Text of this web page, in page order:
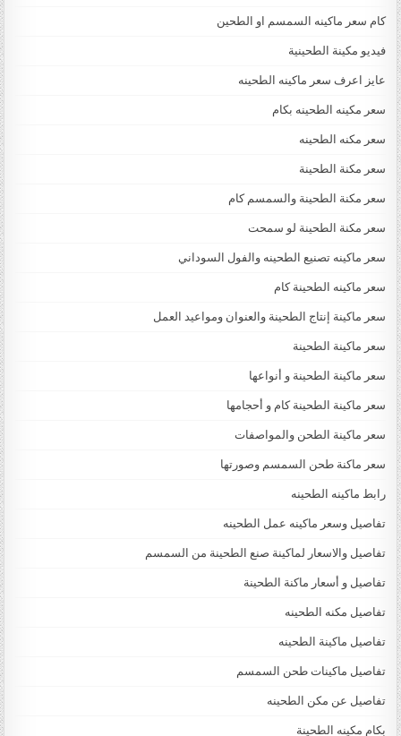
كام سعر ماكينه السمسم او الطحين
فيديو مكينة الطحينية
عايز اعرف سعر ماكينه الطحينه
سعر مكينه الطحينه بكام
سعر مكنه الطحينه
سعر مكنة الطحينة
سعر مكنة الطحينة والسمسم كام
سعر مكنة الطحينة لو سمحت
سعر ماكينه تصنيع الطحينه والفول السوداني
سعر ماكينه الطحينة كام
سعر ماكينة إنتاج الطحينة والعنوان ومواعيد العمل
سعر ماكينة الطحينة
سعر ماكينة الطحينة و أنواعها
سعر ماكينة الطحينة كام و أحجامها
سعر ماكينة الطحن والمواصفات
سعر ماكنة طحن السمسم وصورتها
رابط ماكينه الطحينه
تفاصيل وسعر ماكينه عمل الطحينه
تفاصيل والاسعار لماكينة صنع الطحينة من السمسم
تفاصيل و أسعار ماكنة الطحينة
تفاصيل مكنه الطحينه
تفاصيل ماكينة الطحينه
تفاصيل ماكينات طحن السمسم
تفاصيل عن مكن الطحينه
بكام مكينه الطحينة